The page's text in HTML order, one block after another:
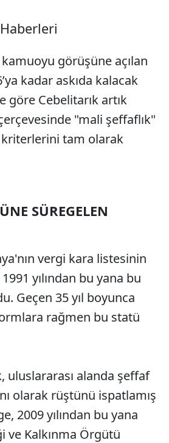
Sesi Aç
kamuoyu görüşüne açılan
kadar askıda kalacak
göre Cebelitarık artık
"mali şeffaflık"
tam olarak
SÜREGELEN
vergi kara listesinin
yılından bu yana bu
Geçen 35 yıl boyunca
rağmen bu statü
uluslararası alanda şeffaf
olarak rüştünü ispatlamış
2009 yılından bu yana
ve Kalkınma Örgütü